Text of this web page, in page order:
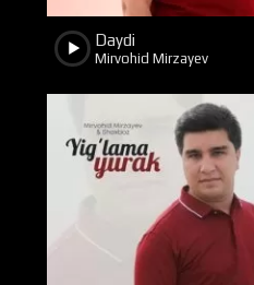
Daydi
Mirvohid Mirzayev
1271 280